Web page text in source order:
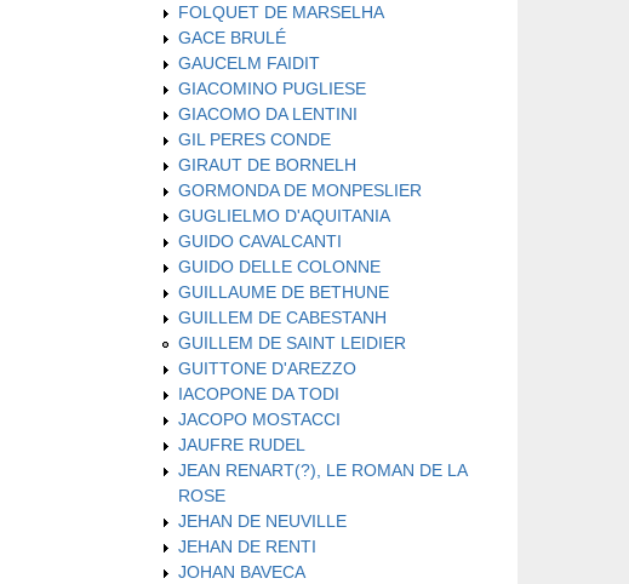
FOLQUET DE MARSELHA
GACE BRULÉ
GAUCELM FAIDIT
GIACOMINO PUGLIESE
GIACOMO DA LENTINI
GIL PERES CONDE
GIRAUT DE BORNELH
GORMONDA DE MONPESLIER
GUGLIELMO D'AQUITANIA
GUIDO CAVALCANTI
GUIDO DELLE COLONNE
GUILLAUME DE BETHUNE
GUILLEM DE CABESTANH
GUILLEM DE SAINT LEIDIER
GUITTONE D'AREZZO
IACOPONE DA TODI
JACOPO MOSTACCI
JAUFRE RUDEL
JEAN RENART(?), LE ROMAN DE LA
ROSE
JEHAN DE NEUVILLE
JEHAN DE RENTI
JOHAN BAVECA